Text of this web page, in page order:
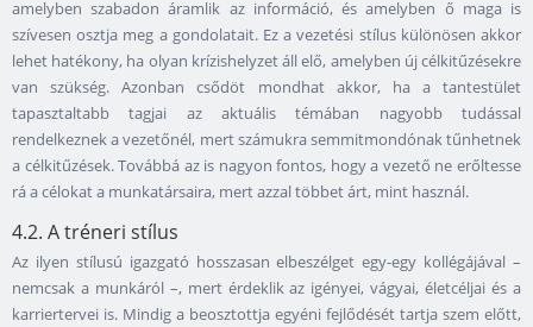
amelyben szabadon áramlik az információ, és amelyben ő maga is
szívesen osztja meg a gondolatait. Ez a vezetési stílus különösen akkor
lehet hatékony, ha olyan krízishelyzet áll elő, amelyben új célkitűzésekre
van szükség. Azonban csődöt mondhat akkor, ha a tantestület
tapasztaltabb tagjai az aktuális témában nagyobb tudással
rendelkeznek a vezetőnél, mert számukra semmitmondónak tűnhetnek
a célkitűzések. Továbbá az is nagyon fontos, hogy a vezető ne erőltesse
rá a célokat a munkatársaira, mert azzal többet árt, mint használ.
4.2. A tréneri stílus
Az ilyen stílusú igazgató hosszasan elbeszélget egy-egy kollégájával –
nemcsak a munkáról –, mert érdeklik az igényei, vágyai, életcéljai és a
karriertervei is. Mindig a beosztottja egyéni fejlődését tartja szem előtt,